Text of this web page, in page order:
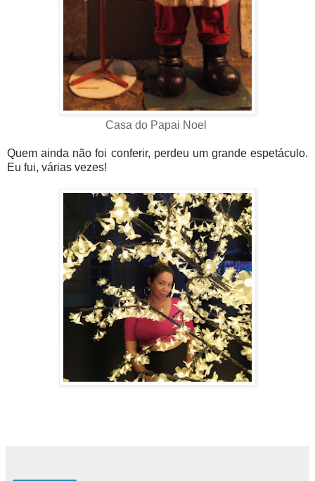
Casa do Papai Noel
Quem ainda não foi conferir, perdeu um grande espetáculo.
Eu fui, várias vezes!